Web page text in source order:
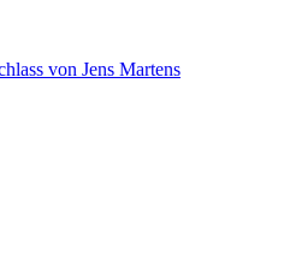
von Jens Martens